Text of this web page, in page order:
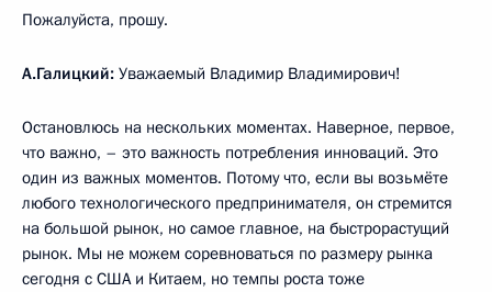
Пожалуйста, прошу.
А.Галицкий: Уважаемый Владимир Владимирович!
Остановлюсь на нескольких моментах. Наверное, первое,
что важно, – это важность потребления инноваций. Это
один из важных моментов. Потому что, если вы возьмёте
любого технологического предпринимателя, он стремится
на большой рынок, но самое главное, на быстрорастущий
рынок. Мы не можем соревноваться по размеру рынка
сегодня с США и Китаем, но темпы роста тоже